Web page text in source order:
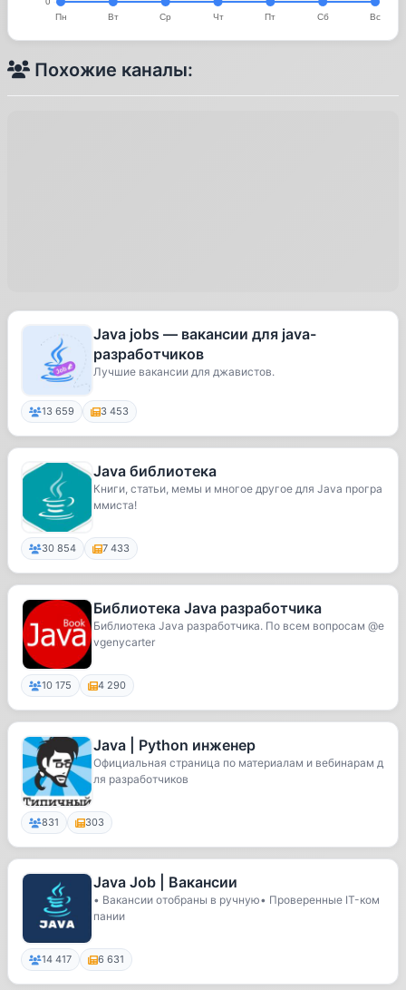
Похожие каналы:
Java jobs — вакансии для java-
разработчиков
Лучшие вакансии для джавистов.
13 659 3 453
Java библиотека
Книги, статьи, мемы и многое другое для Java програ
ммиста!
30 854 7 433
Библиотека Java разработчика
Библиотека Java разработчика. По всем вопросам @e
vgenycarter
10 175 4 290
Java | Python инженер
Официальная страница по материалам и вебинарам д
ля разработчиков
831 303
Java Job | Вакансии
• Вакансии отобраны в ручную• Проверенные IT-ком
пании
14 417 6 631